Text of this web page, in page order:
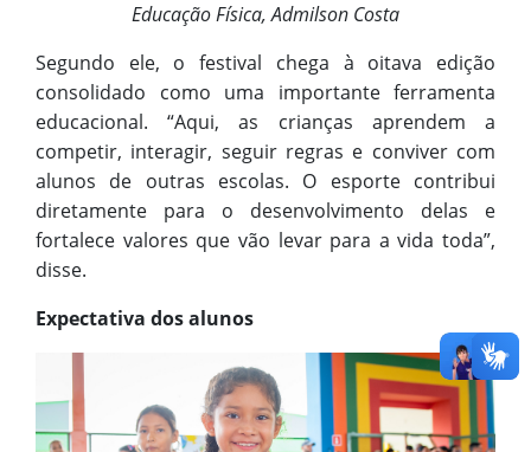
Educação Física, Admilson Costa
Segundo ele, o festival chega à oitava edição
consolidado como uma importante ferramenta
educacional. “Aqui, as crianças aprendem a
competir, interagir, seguir regras e conviver com
alunos de outras escolas. O esporte contribui
diretamente para o desenvolvimento delas e
fortalece valores que vão levar para a vida toda”,
disse.
Expectativa dos alunos